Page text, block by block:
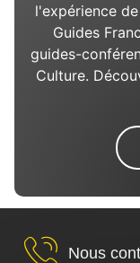
l'expérience
Guides
guides-
Culture.
Nous